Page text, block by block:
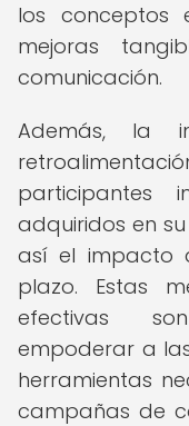
los conceptos
mejoras
comunicación.
Además, la
participantes
adquiridos en
así el impacto
plazo. Estas
efectivas
empoderar a
herramientas
campañas de